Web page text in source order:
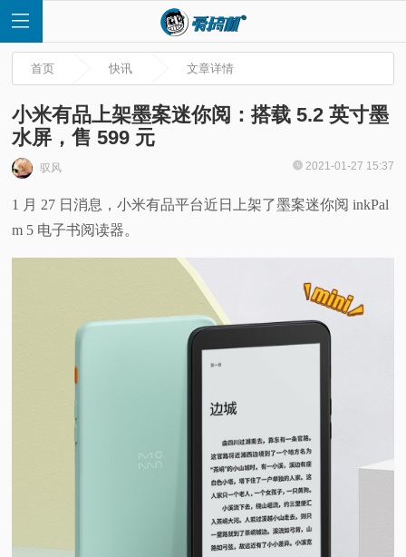
首
页
首页 快讯 文章详情
小米有品上架墨案迷你阅：搭载 5.2 英寸墨
水屏，售 599 元
驭风 2021-01-27 15:37
1 月 27 日消息，小米有品平台近日上架了墨案迷你阅 inkPal
m 5 电子书阅读器。